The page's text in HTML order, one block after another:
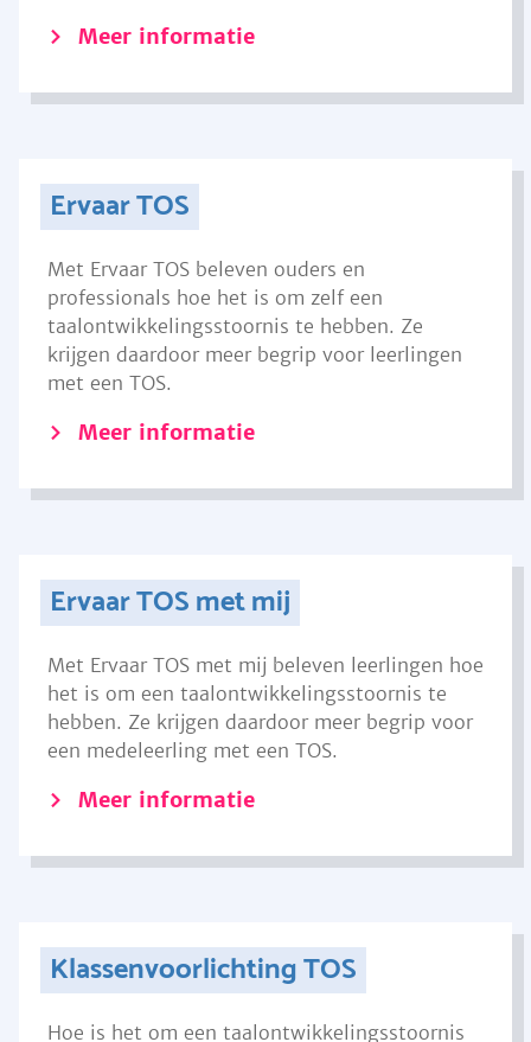
Meer informatie
Ervaar TOS
Met Ervaar TOS beleven ouders en
professionals hoe het is om zelf een
taalontwikkelingsstoornis te hebben. Ze
krijgen daardoor meer begrip voor leerlingen
met een TOS.
Meer informatie
Ervaar TOS met mij
Met Ervaar TOS met mij beleven leerlingen hoe
het is om een taalontwikkelingsstoornis te
hebben. Ze krijgen daardoor meer begrip voor
een medeleerling met een TOS.
Meer informatie
Klassenvoorlichting TOS
Hoe is het om een taalontwikkelingsstoornis